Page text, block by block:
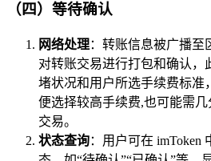
（四）等待确认
网络处理：转账信息被广播至
对转账交易进行打包和确认，
堵状况和用户所选手续费标准
便选择较高手续费,也可能需
交易。
状态查询：用户可在 imToken